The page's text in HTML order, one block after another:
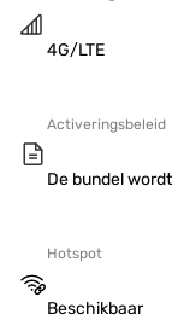
4G/LTE
Activeringsbeleid
De bundel
Hotspot
Beschikbaar